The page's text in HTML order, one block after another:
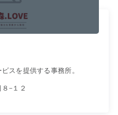
スを提供する事務所。
−１２